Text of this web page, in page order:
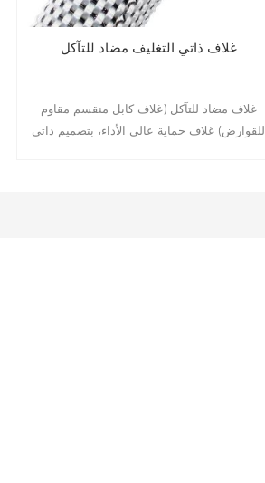
غلاف ذاتي التغليف مضاد للتآكل
غلاف مضاد للتآكل (غلاف كابل منقسم مقاوم
للقوارض) غلاف حماية عالي الأداء، بتصميم ذاتي